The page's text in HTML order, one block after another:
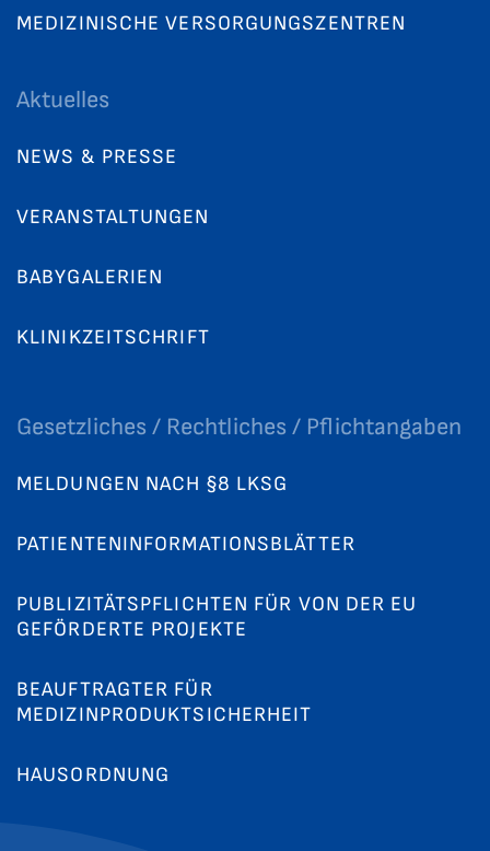
MEDIZINISCHE VERSORGUNGSZENTREN
Aktuelles
NEWS & PRESSE
VERANSTALTUNGEN
BABYGALERIEN
KLINIKZEITSCHRIFT
Gesetzliches / Rechtliches / Pflichtangaben
MELDUNGEN NACH §8 LKSG
PATIENTENINFORMATIONSBLÄTTER
PUBLIZITÄTSPFLICHTEN FÜR VON DER EU
GEFÖRDERTE PROJEKTE
BEAUFTRAGTER FÜR
MEDIZINPRODUKTSICHERHEIT
HAUSORDNUNG